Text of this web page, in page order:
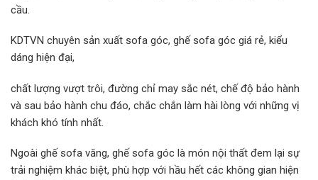
cầu.
KDTVN chuyên sản xuất sofa góc, ghế sofa góc giá rẻ, kiểu
dáng hiện đại,
chất lượng vượt trôi, đường chỉ may sắc nét, chế độ bảo hành
và sau bảo hành chu đáo, chắc chắn làm hài lòng với những vị
khách khó tính nhất.
Ngoài ghế sofa văng, ghế sofa góc là món nội thất đem lại sự
trải nghiệm khác biệt, phù hợp với hầu hết các không gian hiện